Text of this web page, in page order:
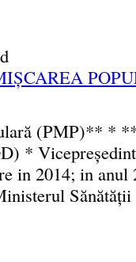
(PMP)** *
*
in 2014; in anul